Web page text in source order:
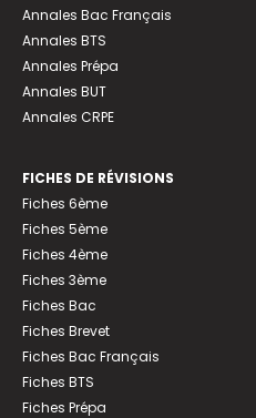
Annales Bac Français
Annales BTS
Annales Prépa
Annales BUT
Annales CRPE
FICHES DE RÉVISIONS
Fiches 6ème
Fiches 5ème
Fiches 4ème
Fiches 3ème
Fiches Bac
Fiches Brevet
Fiches Bac Français
Fiches BTS
Fiches Prépa